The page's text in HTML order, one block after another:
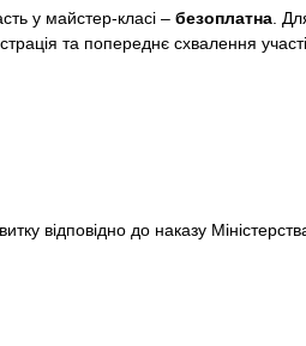
у майстер-класі – безоплатна.
та попереднє схвалення
відповідно до наказу